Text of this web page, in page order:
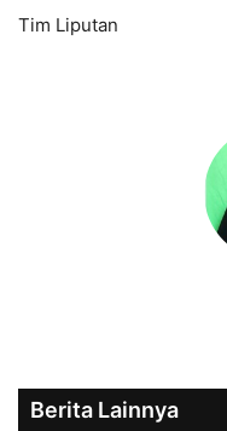
Tim Liputan
Berita Lainnya